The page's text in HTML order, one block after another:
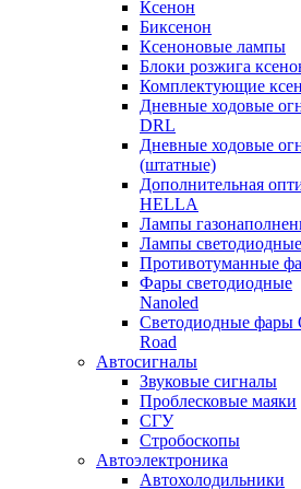
Ксенон
Биксенон
Ксеноновые лампы
Блоки розжига
Комплектующие
Дневные ходовые
DRL
Дневные ходовые
(штатные)
Дополнительная
HELLA
Лампы
Лампы светодиодные
Противотуманные
Фары светодиодные
Nanoled
Светодиодные фары
Road
Автосигналы
Звуковые сигналы
Проблесковые маяки
СГУ
Стробоскопы
Автоэлектроника
Автохолодильники